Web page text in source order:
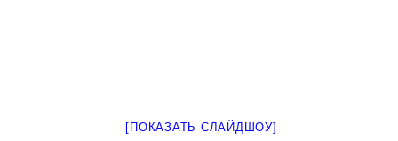
[ПОКАЗАТЬ СЛАЙДШОУ]